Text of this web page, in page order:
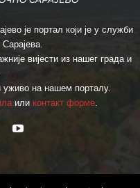
је портал који је у служби
вијести из нашег града и
уживо на нашем порталу.
или контакт форме